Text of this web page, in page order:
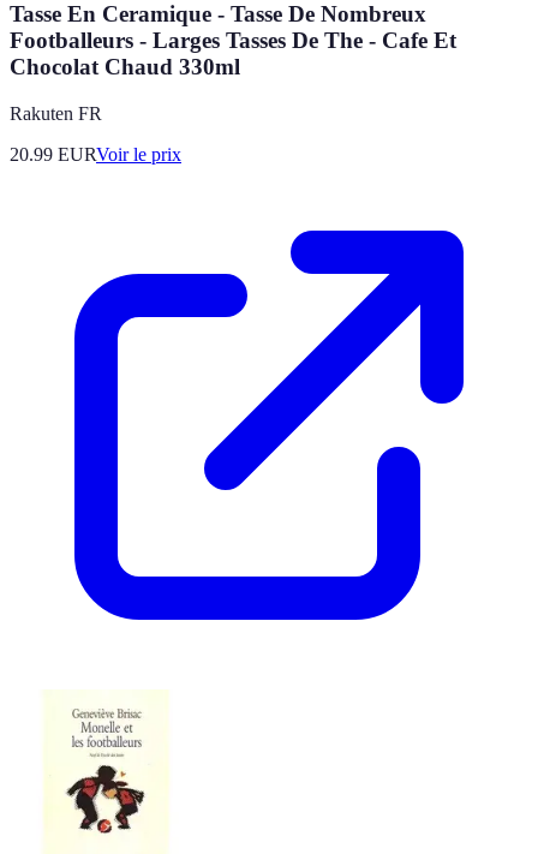
Tasse En Ceramique - Tasse De Nombreux
Footballeurs - Larges Tasses De The - Cafe Et
Chocolat Chaud 330ml
Rakuten FR
20.99 EURVoir le prix